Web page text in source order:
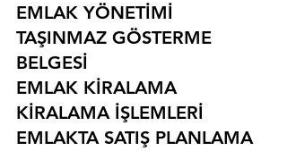
EMLAK YÖNETİMİ
TAŞINMAZ GÖSTERME
BELGESİ
EMLAK KİRALAMA
KİRALAMA İŞLEMLERİ
EMLAKTA SATIŞ PLANLAMA